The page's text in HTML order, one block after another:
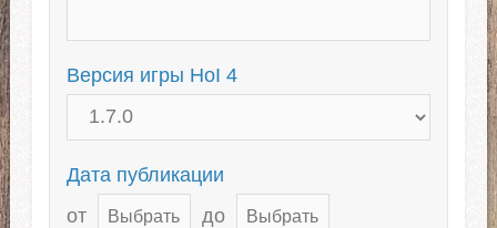
Версия игры HoI 4
Дата публикации
от
до